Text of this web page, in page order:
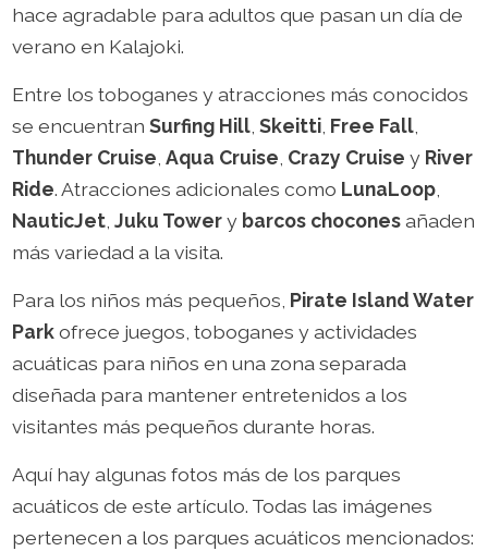
hace agradable para adultos que pasan un día de
verano en Kalajoki.
Entre los toboganes y atracciones más conocidos
se encuentran Surfing Hill, Skeitti, Free Fall,
Thunder Cruise, Aqua Cruise, Crazy Cruise y River
Ride. Atracciones adicionales como LunaLoop,
NauticJet, Juku Towery barcos choconesañaden
más variedad a la visita.
Para los niños más pequeños, Pirate Island Water
Parkofrece juegos, toboganes y actividades
acuáticas para niños en una zona separada
diseñada para mantener entretenidos a los
visitantes más pequeños durante horas.
Aquí hay algunas fotos más de los parques
acuáticos de este artículo. Todas las imágenes
pertenecen a los parques acuáticos mencionados: